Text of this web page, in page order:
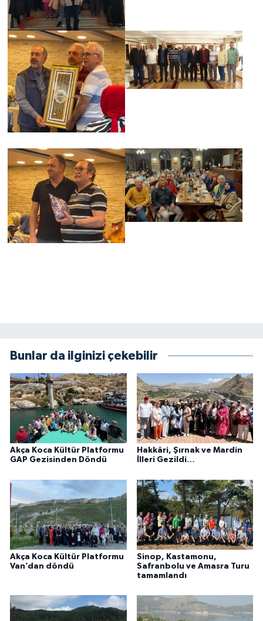
Bunlar da ilginizi çekebilir
Akça Koca Kültür Platformu
GAP Gezisinden Döndü
Hakkâri, Şırnak ve Mardin
İlleri Gezildi…
Akça Koca Kültür Platformu
Van’dan döndü
Sinop, Kastamonu,
Safranbolu ve Amasra Turu
tamamlandı